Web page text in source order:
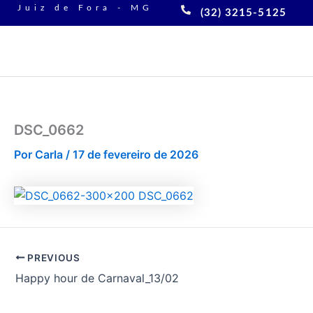
para
Juiz de Fora - MG (32) 3215-5125
DSC_0662
Por Carla / 17 de fevereiro de 2026
PREVIOUS
Happy hour de Carnaval_13/02